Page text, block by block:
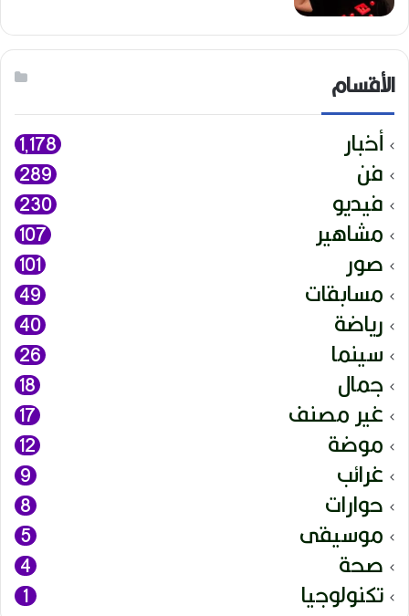
الأقسام
أخبار 1٬178
فن 289
فيديو 230
مشاهير 107
صور 101
مسابقات 49
رياضة 40
سينما 26
جمال 18
غير مصنف 17
موضة 12
غرائب 9
حوارات 8
موسيقى 5
صحة 4
تكنولوجيا 1